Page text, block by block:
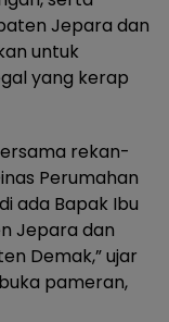
Jepara dan
untuk
yang kerap
rekan-
Perumahan
ada Bapak Ibu
Jepara dan
Demak,” ujar
pameran,